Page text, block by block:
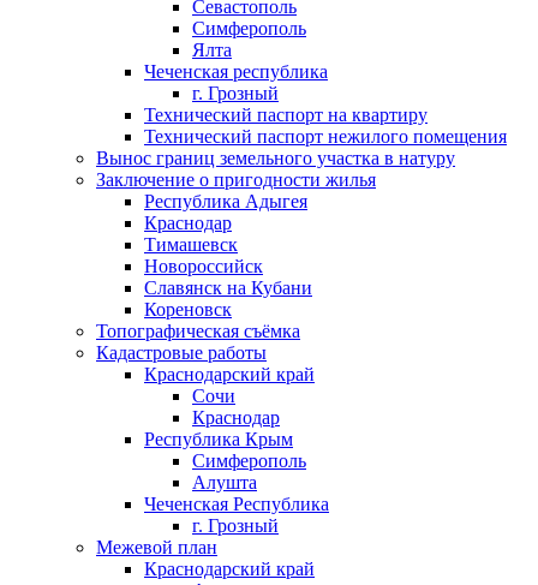
Севастополь
Симферополь
Ялта
Чеченская республика
г. Грозный
Технический паспорт на квартиру
Технический паспорт нежилого помещения
Вынос границ земельного участка в натуру
Заключение о пригодности жилья
Республика Адыгея
Краснодар
Тимашевск
Новороссийск
Славянск на Кубани
Кореновск
Топографическая съёмка
Кадастровые работы
Краснодарский край
Сочи
Краснодар
Республика Крым
Симферополь
Алушта
Чеченская Республика
г. Грозный
Межевой план
Краснодарский край